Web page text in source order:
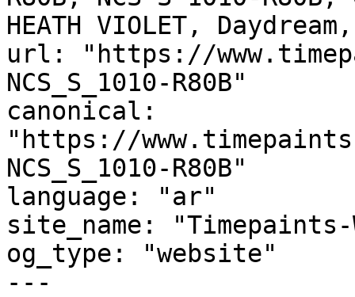
HEATH VIOLET,
url: "https://
NCS_S_1010-R80B"
canonical:
"https://
NCS_S_1010-R80B"
language: "ar"
site_name:
og_type: "website"
---